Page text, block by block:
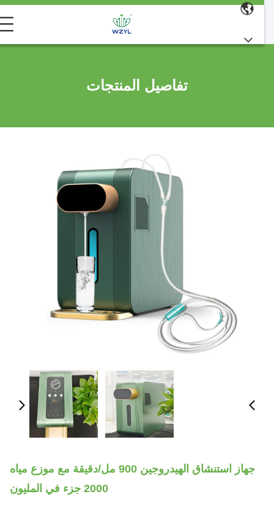
تفاصيل المنتجات
جهاز استنشاق الهيدروجين 900 مل/دقيقة مع موزع مياه
2000 جزء في المليون